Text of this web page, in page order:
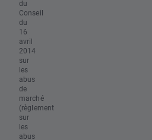
du
Conseil
du
16
avril
2014
sur
les
abus
de
marché
(règlement
sur
les
abus